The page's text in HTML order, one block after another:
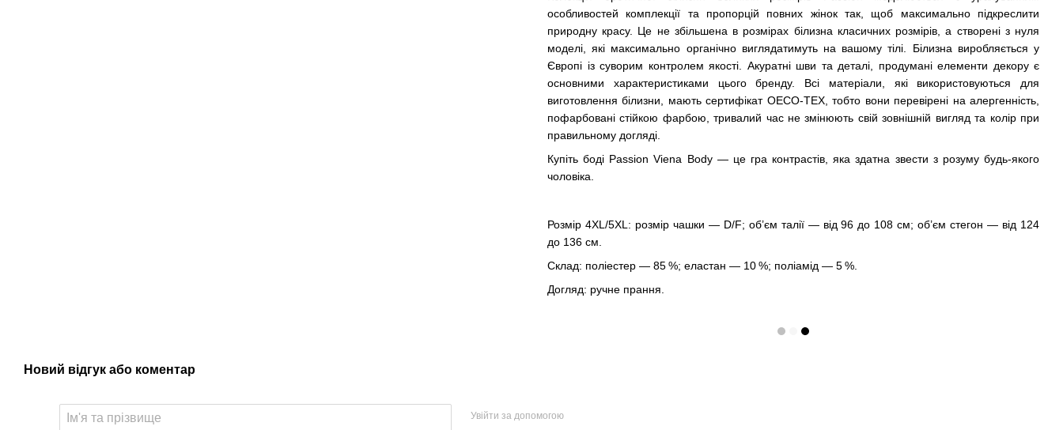
особливостей комплекції та пропорцій повних жінок так, щоб максимально підкреслити
природну красу. Це не збільшена в розмірах білизна класичних розмірів, а створені з нуля
моделі, які максимально органічно виглядатимуть на вашому тілі. Білизна виробляється у
Європі із суворим контролем якості. Акуратні шви та деталі, продумані елементи декору є
основними характеристиками цього бренду. Всі матеріали, які використовуються для
виготовлення білизни, мають сертифікат OECO-TEX, тобто вони перевірені на алергенність,
пофарбовані стійкою фарбою, тривалий час не змінюють свій зовнішній вигляд та колір при
правильному догляді.
Купіть боді Passion Viena Body — це гра контрастів, яка здатна звести з розуму будь-якого
чоловіка.
Розмір 4XL/5XL: розмір чашки — D/F; об’єм талії — від 96 до 108 см; об’єм стегон — від 124
до 136 см.
Склад: поліестер — 85 %; еластан — 10 %; поліамід — 5 %.
Догляд: ручне прання.
Новий відгук або коментар
Увійти за допомогою